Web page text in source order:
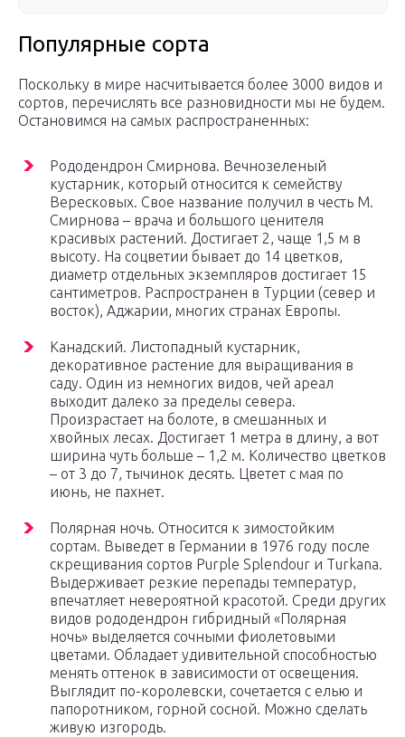
Популярные сорта
Поскольку в мире насчитывается более 3000 видов и
сортов, перечислять все разновидности мы не будем.
Остановимся на самых распространенных:
Рододендрон Смирнова. Вечнозеленый
кустарник, который относится к семейству
Вересковых. Свое название получил в честь М.
Смирнова – врача и большого ценителя
красивых растений. Достигает 2, чаще 1,5 м в
высоту. На соцветии бывает до 14 цветков,
диаметр отдельных экземпляров достигает 15
сантиметров. Распространен в Турции (север и
восток), Аджарии, многих странах Европы.
Канадский. Листопадный кустарник,
декоративное растение для выращивания в
саду. Один из немногих видов, чей ареал
выходит далеко за пределы севера.
Произрастает на болоте, в смешанных и
хвойных лесах. Достигает 1 метра в длину, а вот
ширина чуть больше – 1,2 м. Количество цветков
– от 3 до 7, тычинок десять. Цветет с мая по
июнь, не пахнет.
Полярная ночь. Относится к зимостойким
сортам. Выведет в Германии в 1976 году после
скрещивания сортов Purple Splendour и Turkana.
Выдерживает резкие перепады температур,
впечатляет невероятной красотой. Среди других
видов рододендрон гибридный «Полярная
ночь» выделяется сочными фиолетовыми
цветами. Обладает удивительной способностью
менять оттенок в зависимости от освещения.
Выглядит по-королевски, сочетается с елью и
папоротником, горной сосной. Можно сделать
живую изгородь.